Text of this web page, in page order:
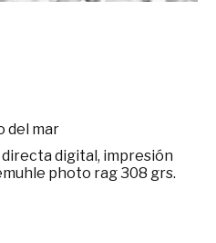
del mar
directa digital, impresión
photo rag 308 grs.